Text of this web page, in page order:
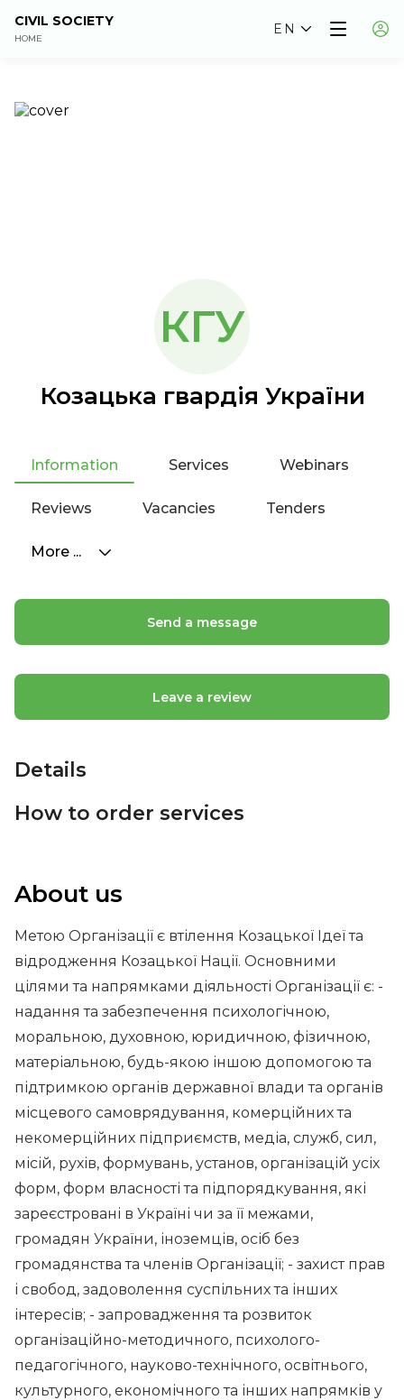
CIVIL SOCIETY
HOME
EN
КГУ
Козацька гвардія України
Information Services Webinars
Reviews Vacancies Tenders
More ...
About us
Метою Організації є втілення Козацької Ідеї та
відродження Козацької Нації. Основними
цілями та напрямками діяльності Організації є: -
надання та забезпечення психологічною,
моральною, духовною, юридичною, фізичною,
матеріальною, будь-якою іншою допомогою та
підтримкою органів державної влади та органів
місцевого самоврядування, комерційних та
некомерційних підприємств, медіа, служб, сил,
місій, рухів, формувань, установ, організацій усіх
форм, форм власності та підпорядкування, які
зареєстровані в Україні чи за її межами,
громадян України, іноземців, осіб без
громадянства та членів Організації; - захист прав
і свобод, задоволення суспільних та інших
інтересів; - запровадження та розвиток
організаційно-методичного, психолого-
педагогічного, науково-технічного, освітнього,
культурного, економічного та інших напрямків у
Send a message
Leave a review
Details
How to order services